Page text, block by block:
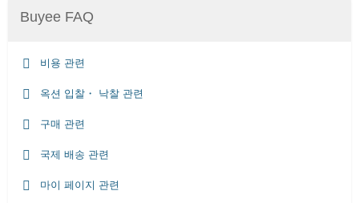
Buyee FAQ
비용 관련
옥션 입찰・ 낙찰 관련
구매 관련
국제 배송 관련
마이 페이지 관련